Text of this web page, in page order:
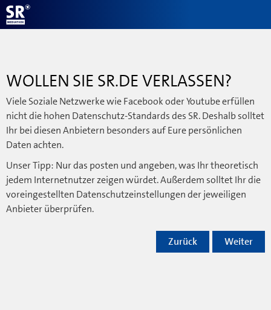
WOLLEN SIE SR.DE VERLASSEN?
Viele Soziale Netzwerke wie Facebook oder Youtube erfüllen
nicht die hohen Datenschutz-Standards des SR. Deshalb solltet
Ihr bei diesen Anbietern besonders auf Eure persönlichen
Daten achten.
Unser Tipp: Nur das posten und angeben, was Ihr theoretisch
jedem Internetnutzer zeigen würdet. Außerdem solltet Ihr die
voreingestellten Datenschutzeinstellungen der jeweiligen
Anbieter überprüfen.
Weiter
Zurück